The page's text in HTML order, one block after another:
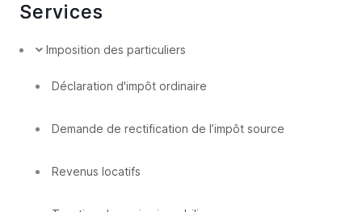
Services
Imposition des particuliers
Déclaration d'impôt ordinaire
Demande de rectification de l’impôt source
Revenus locatifs